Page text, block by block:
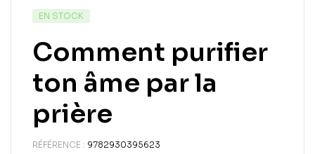
EN STOCK
Comment purifier
ton âme par la
prière
RÉFÉRENCE : 9782930395623